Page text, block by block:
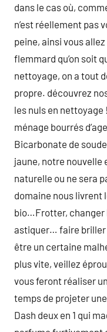
dans le cas où,
n’est réellement pas
peine, ainsi vous
flemmard qu’on soit
nettoyage, on a tout
propre. découvrez
les nuls en nettoyage
ménage bourrés
Bicarbonate de
jaune, notre nouvelle
naturelle ou ne sera
domaine nous livrent
bio…Frotter, changer
astiquer… faire
être un certaine
plus vite, veillez
vous feront réaliser
temps de projeter
Dash deux en 1 qui